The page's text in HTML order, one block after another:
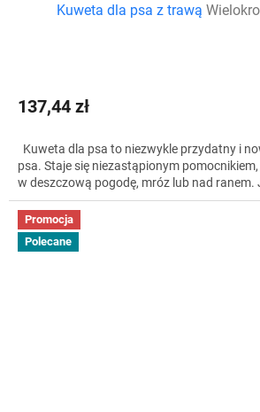
Kuweta dla psa z trawą
137,44 zł
Kuweta dla psa to niezwykle przydatny i
psa. Staje się niezastąpionym
w deszczową pogodę, mróz lub nad ranem.
Promocja
Polecane